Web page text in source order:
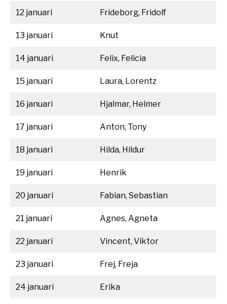
12 januari Frideborg, Fridolf
13 januari Knut
14 januari Felix, Felicia
15 januari Laura, Lorentz
16 januari Hjalmar, Helmer
17 januari Anton, Tony
18 januari Hilda, Hildur
19 januari Henrik
20 januari Fabian, Sebastian
21 januari Agnes, Agneta
22 januari Vincent, Viktor
23 januari Frej, Freja
24 januari Erika